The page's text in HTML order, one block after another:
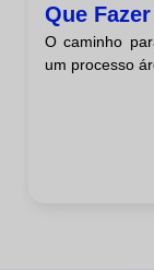
Que
Vontade
O caminho
um processo